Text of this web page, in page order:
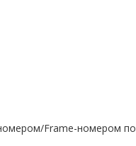
Frame-номером по